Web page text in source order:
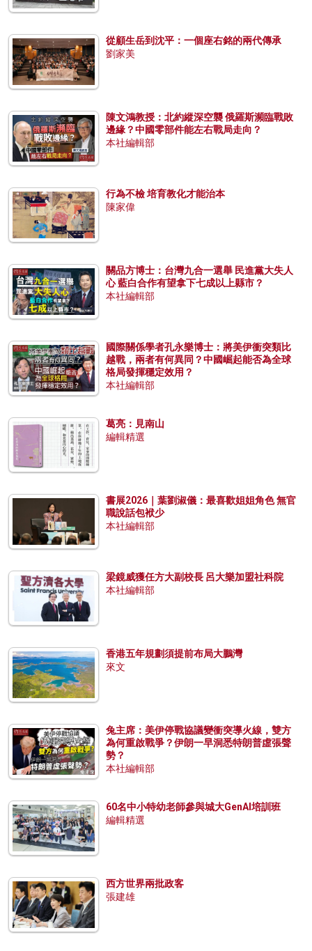
從顧生岳到沈平：一個座右銘的兩代傳承
劉家美
陳文鴻教授：北約縱深空襲 俄羅斯瀕臨戰敗
邊緣？中國零部件能左右戰局走向？
本社編輯部
行為不檢 培育教化才能治本
陳家偉
關品方博士：台灣九合一選舉 民進黨大失人
心 藍白合作有望拿下七成以上縣市？
本社編輯部
國際關係學者孔永樂博士：將美伊衝突類比
越戰，兩者有何異同？中國崛起能否為全球
格局發揮穩定效用？
本社編輯部
葛亮：見南山
編輯精選
書展2026｜葉劉淑儀：最喜歡姐姐角色 無官
職說話包袱少
本社編輯部
梁鏡威獲任方大副校長 呂大樂加盟社科院
本社編輯部
香港五年規劃須提前布局大鵬灣
來文
兔主席：美伊停戰協議變衝突導火線，雙方
為何重啟戰爭？伊朗一早洞悉特朗普虛張聲
勢？
本社編輯部
60名中小特幼老師參與城大GenAI培訓班
編輯精選
西方世界兩批政客
張建雄